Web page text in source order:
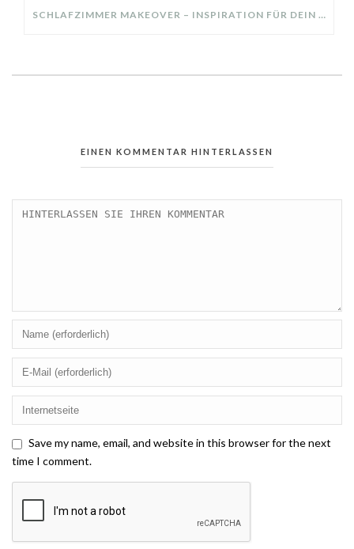
SCHLAFZIMMER MAKEOVER – INSPIRATION FÜR DEIN SCHLAFZIMMER: AUS ALT MACH NEU – HELL, GEMÜTLICH UND EINLADEND
EINEN KOMMENTAR HINTERLASSEN
Save my name, email, and website in this browser for the next
time I comment.